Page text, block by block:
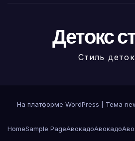
Детокс
Стиль
На платформе WordPress Тема
HomeSample PageАвокадоАвокадо